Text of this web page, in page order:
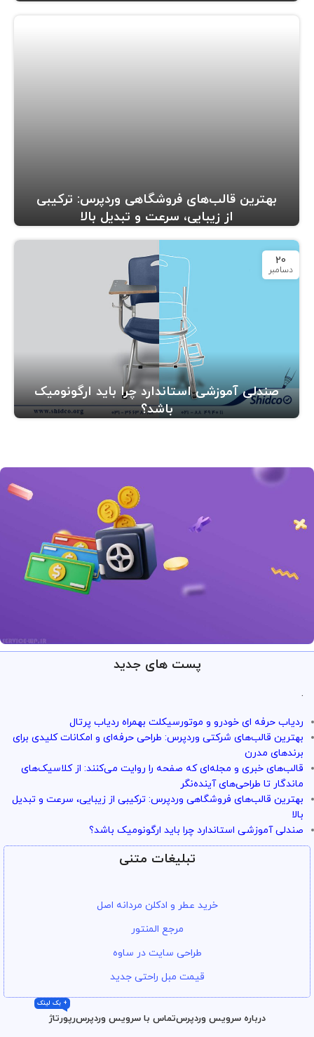
بهترین قالب‌های فروشگاهی وردپرس: ترکیبی
از زیبایی، سرعت و تبدیل بالا
20
دسامبر
صندلی آموزشی استاندارد چرا باید ارگونومیک
باشد؟
با خیال راحت میتونی از خدمات و سرویس ها استفاده کنی
پست های جدید
.
ردیاب حرفه ای خودرو و موتورسیکلت بهمراه ردیاب پرتال
بهترین قالب‌های شرکتی وردپرس: طراحی حرفه‌ای و امکانات کلیدی برای
برندهای مدرن
قالب‌های خبری و مجله‌ای که صفحه را روایت می‌کنند: از کلاسیک‌های
ماندگار تا طراحی‌های آینده‌نگر
بهترین قالب‌های فروشگاهی وردپرس: ترکیبی از زیبایی، سرعت و تبدیل
بالا
صندلی آموزشی استاندارد چرا باید ارگونومیک باشد؟
تبلیغات متنی
خرید عطر و ادکلن مردانه اصل
مرجع المنتور
طراحی سایت در ساوه
قیمت مبل راحتی جدید
درباره سرویس وردپرستماس با سرویس وردپرسرپورتاژ
+ بک لینک